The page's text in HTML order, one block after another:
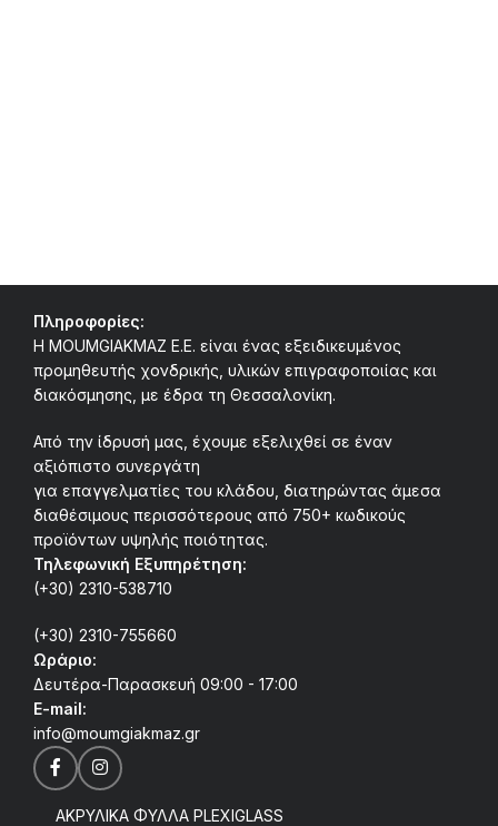
Πληροφορίες:
Η MOUMGIAKMAZ E.E. είναι ένας εξειδικευμένος
προμηθευτής χονδρικής, υλικών επιγραφοποιίας και
διακόσμησης, με έδρα τη Θεσσαλονίκη.
Από την ίδρυσή μας, έχουμε εξελιχθεί σε έναν
αξιόπιστο συνεργάτη
για επαγγελματίες του κλάδου, διατηρώντας άμεσα
διαθέσιμους περισσότερους από 750+ κωδικούς
προϊόντων υψηλής ποιότητας.
Τηλεφωνική Εξυπηρέτηση:
(+30) 2310-538710
(+30) 2310-755660
Ωράριο:
Δευτέρα-Παρασκευή 09:00 - 17:00
E-mail:
info@moumgiakmaz.gr
ΑΚΡΥΛΙΚΑ ΦΥΛΛΑ PLEXIGLASS